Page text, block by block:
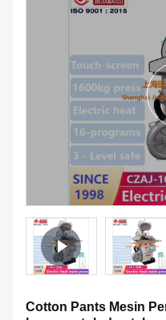
Cotton Pants Mesin